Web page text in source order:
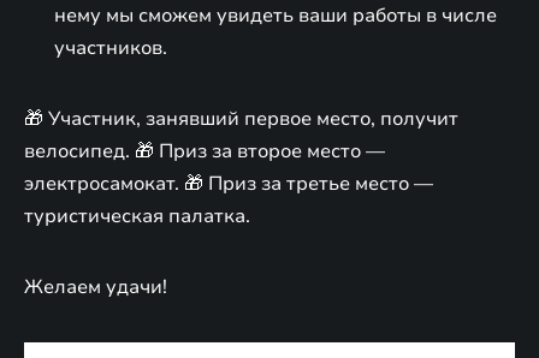
нему мы сможем увидеть ваши работы в числе
участников.
🎁 Участник, занявший первое место, получит
велосипед. 🎁 Приз за второе место —
электросамокат. 🎁 Приз за третье место —
туристическая палатка.
Желаем удачи!